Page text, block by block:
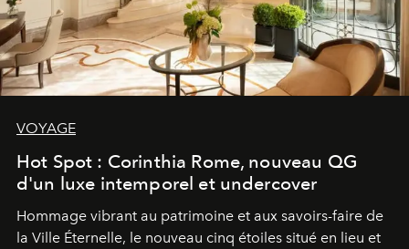
VOYAGE
Hot Spot : Corinthia Rome, nouveau QG
d'un luxe intemporel et undercover
Hommage vibrant au patrimoine et aux savoirs-faire de
la Ville Éternelle, le nouveau cinq étoiles situé en lieu et